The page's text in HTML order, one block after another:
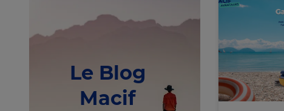
Le Blog
Macif